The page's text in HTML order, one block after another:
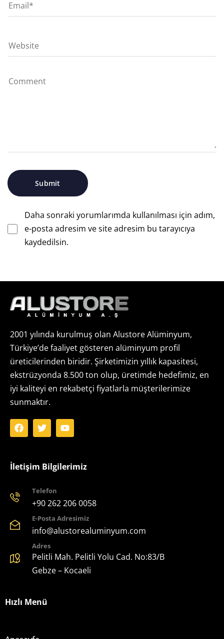
Daha sonraki yorumlarımda kullanılması için adım,
e-posta adresim ve site adresim bu tarayıcıya
kaydedilsin.
2001 yılında kurulmuş olan Alustore Alüminyum,
Türkiye’de faaliyet gösteren alüminyum profil
üreticilerinden biridir. Şirketimizin yıllık kapasitesi,
ekstrüzyonda 8.500 ton olup, üretimde hedefimiz, en
iyi kaliteyi en rekabetçi fiyatlarla müşterilerimize
sunmaktır.
İletişim Bilgilerimiz
Telefon
+90 262 206 0058
E-Posta Adresimiz
info@alustorealuminyum.com
Adres
Pelitli Mah. Pelitli Yolu Cad. No:83/B
Gebze – Kocaeli
Hızlı Menü